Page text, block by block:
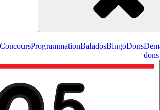
ConcoursProgrammationBaladosBingoDons
dons